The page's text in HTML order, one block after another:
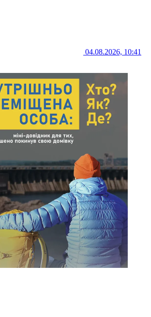
04.08.2026, 10:41